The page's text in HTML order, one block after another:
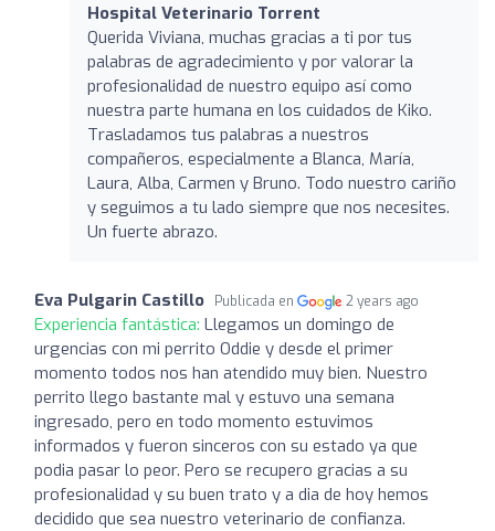
Hospital Veterinario Torrent
Querida Viviana, muchas gracias a ti por tus
palabras de agradecimiento y por valorar la
profesionalidad de nuestro equipo así como
nuestra parte humana en los cuidados de Kiko.
Trasladamos tus palabras a nuestros
compañeros, especialmente a Blanca, María,
Laura, Alba, Carmen y Bruno. Todo nuestro cariño
y seguimos a tu lado siempre que nos necesites.
Un fuerte abrazo.
Eva Pulgarin Castillo Publicada en 2 years ago
Experiencia fantástica: Llegamos un domingo de
urgencias con mi perrito Oddie y desde el primer
momento todos nos han atendido muy bien. Nuestro
perrito llego bastante mal y estuvo una semana
ingresado, pero en todo momento estuvimos
informados y fueron sinceros con su estado ya que
podia pasar lo peor. Pero se recupero gracias a su
profesionalidad y su buen trato y a dia de hoy hemos
decidido que sea nuestro veterinario de confianza.